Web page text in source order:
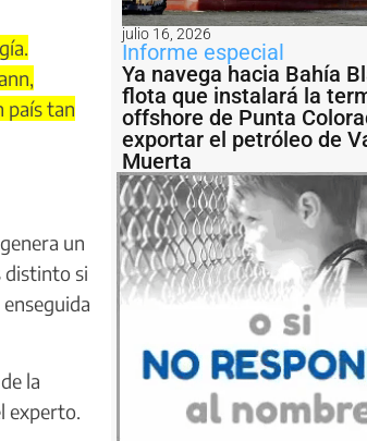
país tan
un
distinto si
la
experto.
julio 16, 2026
Informe especial
Ya navega hacia Bahía
flota que instalará la
offshore de Punta
exportar el petróleo de
Muerta